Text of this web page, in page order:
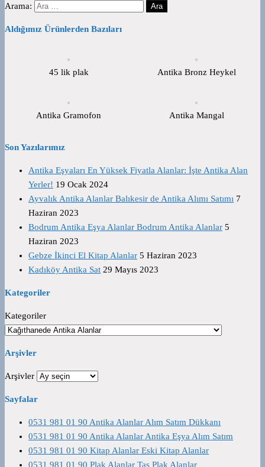
Arama:
Aldığımız Ürünlerden Bazıları
45 lik plak Antika Bronz Heykel
Antika Gramofon Antika Mangal
Son Yazılarımız
Antika Eşyaları En Yüksek Fiyatla Alanlar: İşte Antika Alan
Yerler! 19 Ocak 2024
Ayvalık Antika Alanlar Balıkesir de Antika Alımı Satımı 7
Haziran 2023
Bodrum Antika Eşya Alanlar Bodrum Antika Alanlar 5
Haziran 2023
Gebze İkinci El Kitap Alanlar 5 Haziran 2023
Kadıköy Antika Sat 29 Mayıs 2023
Kategoriler
Kategoriler
Arşivler
Arşivler
Sayfalar
0531 981 01 90 Antika Alanlar Alım Satım Dükkanı
0531 981 01 90 Antika Alanlar Antika Eşya Alım Satım
0531 981 01 90 Kitap Alanlar Eski Kitap Alanlar
0531 981 01 90 Plak Alanlar Taş Plak Alanlar